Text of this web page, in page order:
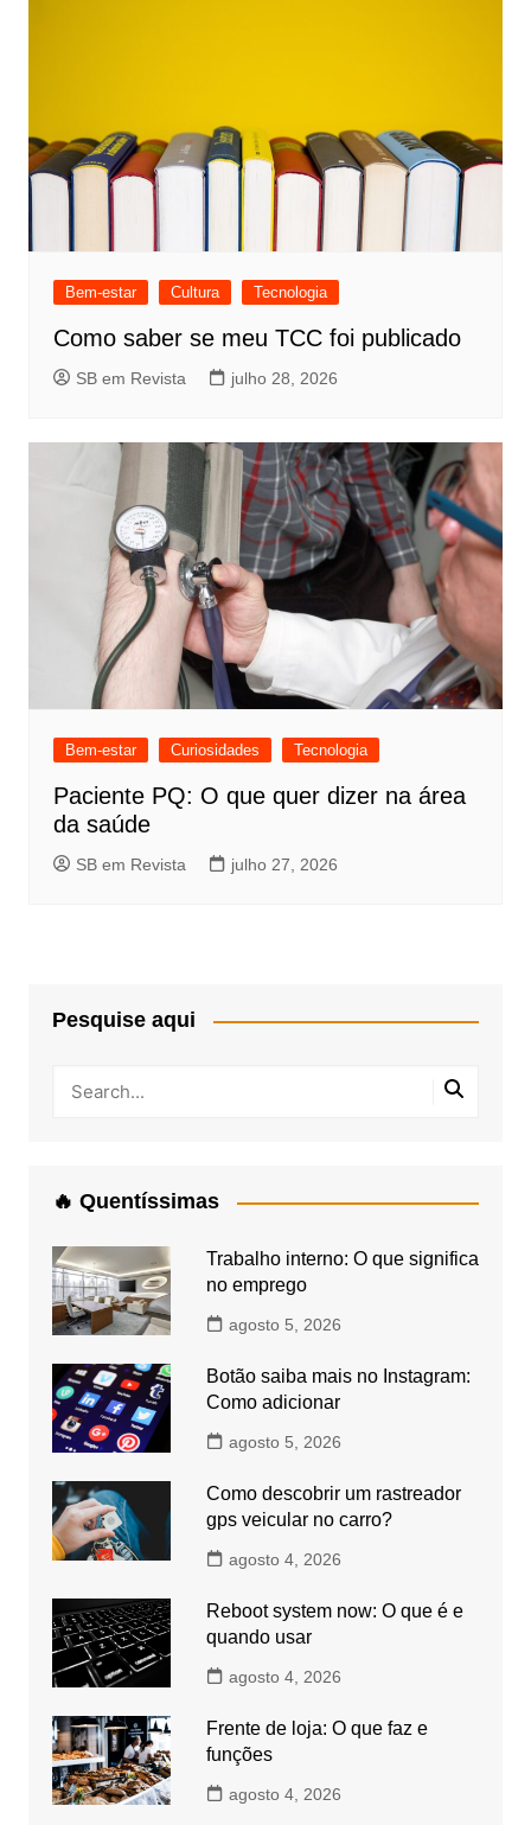
Bem-estar Cultura Tecnologia
Como saber se meu TCC foi publicado
SB em Revista julho 28, 2026
Bem-estar Curiosidades Tecnologia
Paciente PQ: O que quer dizer na área
da saúde
SB em Revista julho 27, 2026
Pesquise aqui
🔥 Quentíssimas
Trabalho interno: O que significa
no emprego
agosto 5, 2026
Botão saiba mais no Instagram:
Como adicionar
agosto 5, 2026
Como descobrir um rastreador
gps veicular no carro?
agosto 4, 2026
Reboot system now: O que é e
quando usar
agosto 4, 2026
Frente de loja: O que faz e
funções
agosto 4, 2026